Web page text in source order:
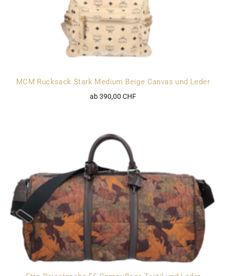
MCM Rucksack Stark Medium Beige Canvas und Leder
ab 390,00 CHF